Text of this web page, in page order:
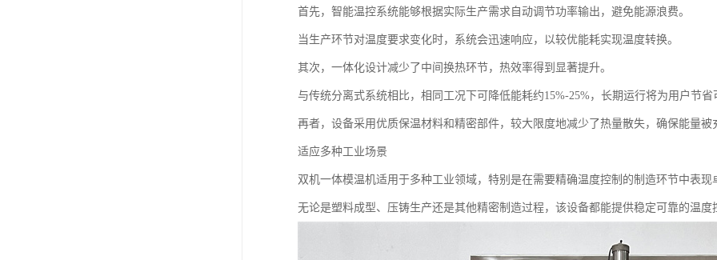
首先，智能温控系统能够根据实际生产需求自动调节功率输出，避免能源浪费。
当生产环节对温度要求变化时，系统会迅速响应，以较优能耗实现温度转换。
其次，一体化设计减少了中间换热环节，热效率得到显著提升。
与传统分离式系统相比，相同工况下可降低能耗约15%-25%，长期运行将为用户节
再者，设备采用优质保温材料和精密部件，较大限度地减少了热量散失，确保能量被
适应多种工业场景
双机一体模温机适用于多种工业领域，特别是在需要精确温度控制的制造环节中表现
无论是塑料成型、压铸生产还是其他精密制造过程，该设备都能提供稳定可靠的温度